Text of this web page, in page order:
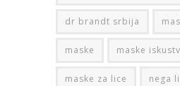
dr brandt srbija
maske maske
maske za lice nega